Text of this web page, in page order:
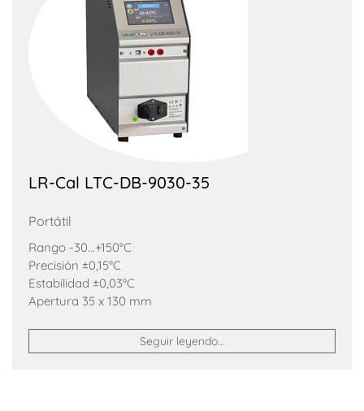
LR-Cal LTC-DB-9030-35
Portátil
Rango -30...+150°C
Precisión ±0,15°C
Estabilidad ±0,03°C
Apertura 35 x 130 mm
Seguir leyendo...